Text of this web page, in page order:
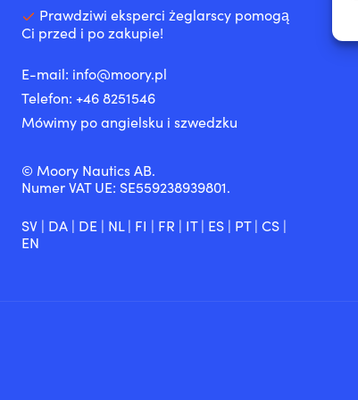
Prawdziwi eksperci żeglarscy pomogą
Ci przed i po zakupie!
E-mail: info@moory.pl
Telefon: +46 8251546
Mówimy po angielsku i szwedzku
© Moory Nautics AB.
Numer VAT UE: SE559238939801.
SV | DA | DE | NL| FI | FR | IT| ES | PT| CS |
EN